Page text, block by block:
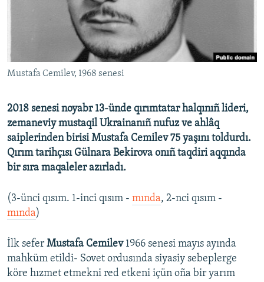
Українською
QOŞULIÑIZ!
RFE/RS bütün saytları
Mustafa Cemilev, 1968 senesi
2018 senesi noyabr 13-ünde qırımtatar halqınıñ lideri,
zemaneviy mustaqil Ukrainanıñ nufuz ve ahlâq
saiplerinden birisi Mustafa Cemilev 75 yaşını toldurdı.
Qırım tarihçısı Gülnara Bekirova onıñ taqdiri aqqında
bir sıra maqaleler azırladı.
(3-ünci qısım. 1-inci qısım - mında, 2-nci qısım -
mında)​
İlk sefer Mustafa Cemilev1966 senesi mayıs ayında
mahküm etildi- Sovet ordusında siyasiy sebeplerge
köre hızmet etmekni red etkeni içün oña bir yarım